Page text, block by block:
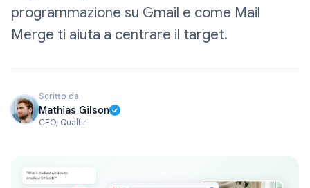
programmazione su Gmail e come Mail
Merge ti aiuta a centrare il target.
Scritto da
Mathias Gilson
CEO, Qualtir